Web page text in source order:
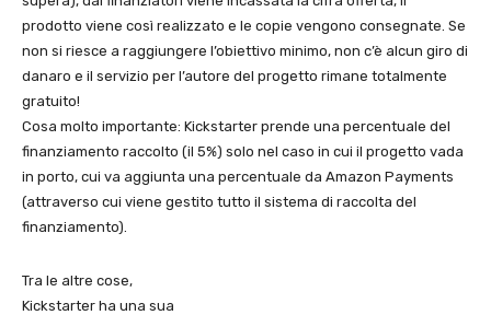
prodotto viene così realizzato e le copie vengono consegnate. Se
non si riesce a raggiungere l’obiettivo minimo, non c’è alcun giro di
danaro e il servizio per l’autore del progetto rimane totalmente
gratuito!
Cosa molto importante: Kickstarter prende una percentuale del
finanziamento raccolto (il 5%) solo nel caso in cui il progetto vada
in porto, cui va aggiunta una percentuale da Amazon Payments
(attraverso cui viene gestito tutto il sistema di raccolta del
finanziamento).
Tra le altre cose,
Kickstarter ha una sua